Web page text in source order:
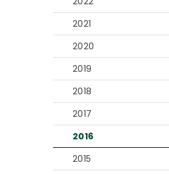
2021
2020
2019
2018
2017
2016
2015